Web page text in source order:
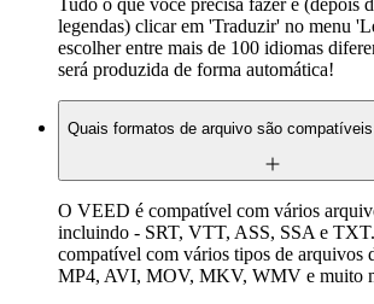
Tudo o que você precisa fazer é (depois
legendas) clicar em 'Traduzir' no menu
escolher entre mais de 100 idiomas
será produzida de forma automática!
Quais formatos de arquivo são
O VEED é compatível com vários
incluindo - SRT, VTT, ASS, SSA e
compatível com vários tipos de arquivos
MP4, AVI, MOV, MKV, WMV e muito